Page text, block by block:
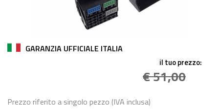
GARANZIA UFFICIALE ITALIA
il tuo prezzo:
€ 51,00
Prezzo riferito a singolo pezzo (IVA inclusa)